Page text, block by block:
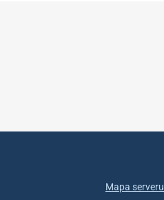
Mapa serveru